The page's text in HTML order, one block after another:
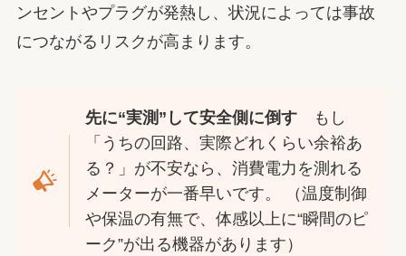
ンセントやプラグが発熱し、状況によっては事故
につながるリスクが高まります。
先に“実測”して安全側に倒す もし
「うちの回路、実際どれくらい余裕あ
る？」が不安なら、消費電力を測れる
メーターが一番早いです。 （温度制御
や保温の有無で、体感以上に“瞬間のピ
ーク”が出る機器があります）